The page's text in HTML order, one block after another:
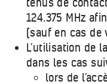
124.375 MHz
(sauf en cas de
L’utilisation de
dans les cas
lors de